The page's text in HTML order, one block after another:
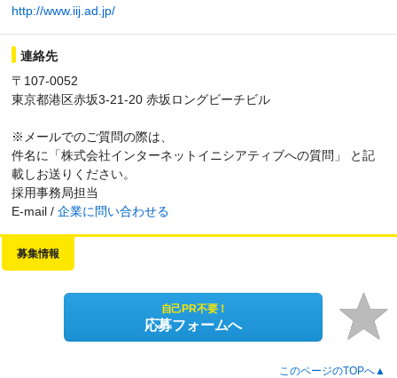
http://www.iij.ad.jp/
連絡先
〒107-0052
東京都港区赤坂3-21-20 赤坂ロングビーチビル
※メールでのご質問の際は、
件名に「株式会社インターネットイニシアティブへの質問」 と記
載しお送りください。
採用事務局担当
E-mail / 企業に問い合わせる
募集情報
自己PR不要！
応募フォームへ
このページのTOPへ▲